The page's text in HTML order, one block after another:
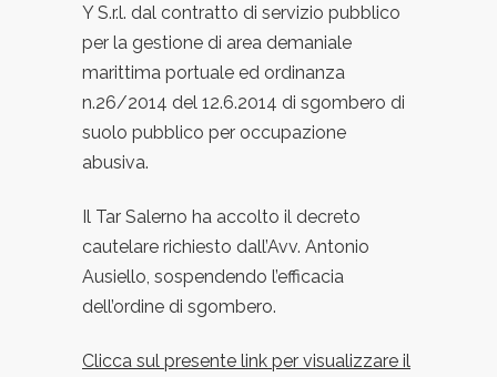
Y S.r.l. dal contratto di servizio pubblico
per la gestione di area demaniale
marittima portuale ed ordinanza
n.26/2014 del 12.6.2014 di sgombero di
suolo pubblico per occupazione
abusiva.
Il Tar Salerno ha accolto il decreto
cautelare richiesto dall’Avv. Antonio
Ausiello, sospendendo l’efficacia
dell’ordine di sgombero.
Clicca sul presente link per visualizzare il